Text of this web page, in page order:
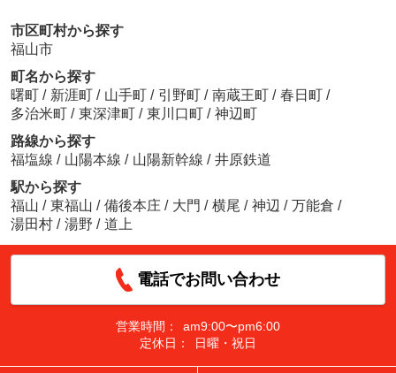
市区町村から探す
福山市
町名から探す
曙町 / 新涯町 / 山手町 / 引野町 / 南蔵王町 / 春日町 /
多治米町 / 東深津町 / 東川口町 / 神辺町
路線から探す
福塩線 / 山陽本線 / 山陽新幹線 / 井原鉄道
駅から探す
福山 / 東福山 / 備後本庄 / 大門 / 横尾 / 神辺 / 万能倉 /
湯田村 / 湯野 / 道上
電話でお問い合わせ
営業時間：
am9:00〜pm6:00
定休日：
日曜・祝日